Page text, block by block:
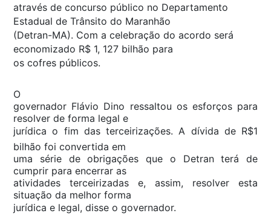
através de concurso público no Departamento
Estadual de Trânsito do Maranhão
(Detran-MA). Com a celebração do acordo será
economizado R$ 1, 127 bilhão para
os cofres públicos.
O
governador Flávio Dino ressaltou os esforços para
resolver de forma legal e
jurídica o fim das terceirizações. A dívida de R$1
bilhão foi convertida em
uma série de obrigações que o Detran terá de
cumprir para encerrar as
atividades terceirizadas e, assim, resolver esta
situação da melhor forma
jurídica e legal, disse o governador.